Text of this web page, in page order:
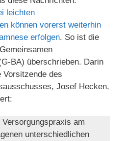
leichten
können vorerst weiterhin
erfolgen. So ist die
BA) überschrieben. Darin
des
Josef Hecken,
am
unterschiedlichen